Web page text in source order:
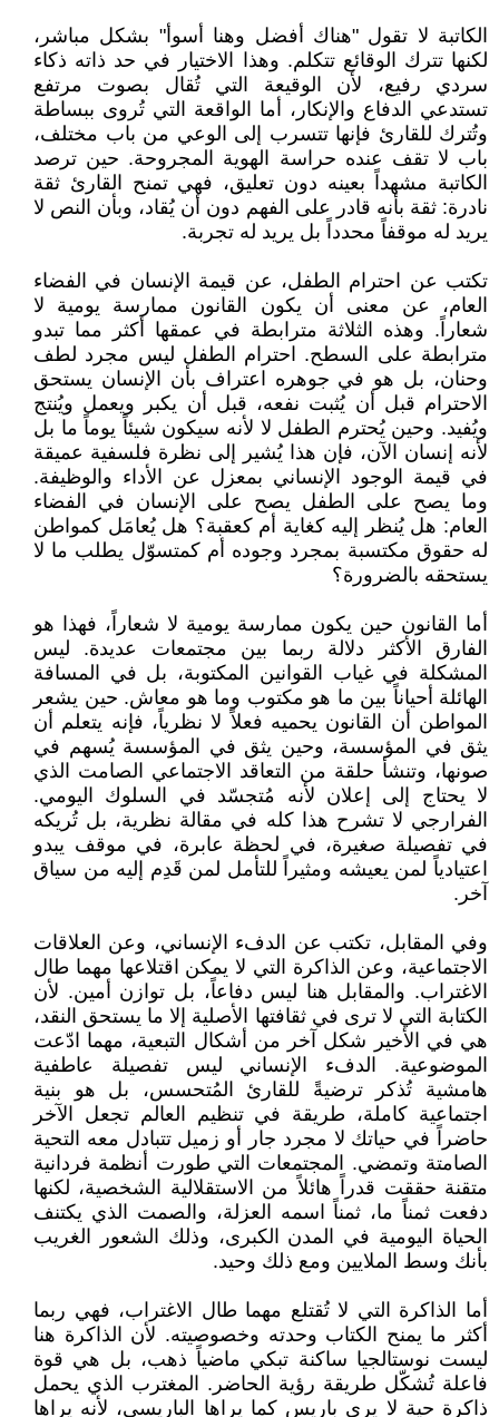
الكاتبة لا تقول "هناك أفضل وهنا أسوأ" بشكل مباشر،
لكنها تترك الوقائع تتكلم. وهذا الاختيار في حد ذاته ذكاء
سردي رفيع، لأن الوقيعة التي تُقال بصوت مرتفع
تستدعي الدفاع والإنكار، أما الواقعة التي تُروى ببساطة
وتُترك للقارئ فإنها تتسرب إلى الوعي من باب مختلف،
باب لا تقف عنده حراسة الهوية المجروحة. حين ترصد
الكاتبة مشهداً بعينه دون تعليق، فهي تمنح القارئ ثقة
نادرة: ثقة بأنه قادر على الفهم دون أن يُقاد، وبأن النص لا
يريد له موقفاً محدداً بل يريد له تجربة.
تكتب عن احترام الطفل، عن قيمة الإنسان في الفضاء
العام، عن معنى أن يكون القانون ممارسة يومية لا
شعاراً. وهذه الثلاثة مترابطة في عمقها أكثر مما تبدو
مترابطة على السطح. احترام الطفل ليس مجرد لطف
وحنان، بل هو في جوهره اعتراف بأن الإنسان يستحق
الاحترام قبل أن يُثبت نفعه، قبل أن يكبر ويعمل ويُنتج
ويُفيد. وحين يُحترم الطفل لا لأنه سيكون شيئاً يوماً ما بل
لأنه إنسان الآن، فإن هذا يُشير إلى نظرة فلسفية عميقة
في قيمة الوجود الإنساني بمعزل عن الأداء والوظيفة.
وما يصح على الطفل يصح على الإنسان في الفضاء
العام: هل يُنظر إليه كغاية أم كعقبة؟ هل يُعامَل كمواطن
له حقوق مكتسبة بمجرد وجوده أم كمتسوّل يطلب ما لا
يستحقه بالضرورة؟
أما القانون حين يكون ممارسة يومية لا شعاراً، فهذا هو
الفارق الأكثر دلالة ربما بين مجتمعات عديدة. ليس
المشكلة في غياب القوانين المكتوبة، بل في المسافة
الهائلة أحياناً بين ما هو مكتوب وما هو معاش. حين يشعر
المواطن أن القانون يحميه فعلاً لا نظرياً، فإنه يتعلم أن
يثق في المؤسسة، وحين يثق في المؤسسة يُسهم في
صونها، وتنشأ حلقة من التعاقد الاجتماعي الصامت الذي
لا يحتاج إلى إعلان لأنه مُتجسّد في السلوك اليومي.
الفرارجي لا تشرح هذا كله في مقالة نظرية، بل تُريكه
في تفصيلة صغيرة، في لحظة عابرة، في موقف يبدو
اعتيادياً لمن يعيشه ومثيراً للتأمل لمن قَدِم إليه من سياق
آخر.
وفي المقابل، تكتب عن الدفء الإنساني، وعن العلاقات
الاجتماعية، وعن الذاكرة التي لا يمكن اقتلاعها مهما طال
الاغتراب. والمقابل هنا ليس دفاعاً، بل توازن أمين. لأن
الكتابة التي لا ترى في ثقافتها الأصلية إلا ما يستحق النقد،
هي في الأخير شكل آخر من أشكال التبعية، مهما ادّعت
الموضوعية. الدفء الإنساني ليس تفصيلة عاطفية
هامشية تُذكر ترضيةً للقارئ المُتحسس، بل هو بنية
اجتماعية كاملة، طريقة في تنظيم العالم تجعل الآخر
حاضراً في حياتك لا مجرد جار أو زميل تتبادل معه التحية
الصامتة وتمضي. المجتمعات التي طورت أنظمة فردانية
متقنة حققت قدراً هائلاً من الاستقلالية الشخصية، لكنها
دفعت ثمناً ما، ثمناً اسمه العزلة، والصمت الذي يكتنف
الحياة اليومية في المدن الكبرى، وذلك الشعور الغريب
بأنك وسط الملايين ومع ذلك وحيد.
أما الذاكرة التي لا تُقتلع مهما طال الاغتراب، فهي ربما
أكثر ما يمنح الكتاب وحدته وخصوصيته. لأن الذاكرة هنا
ليست نوستالجيا ساكنة تبكي ماضياً ذهب، بل هي قوة
فاعلة تُشكّل طريقة رؤية الحاضر. المغترب الذي يحمل
ذاكرة حية لا يرى باريس كما يراها الباريسي، لأنه يراها